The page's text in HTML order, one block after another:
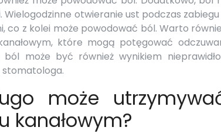
Wielogodzinne otwieranie ust podczas
co z kolei może powodować ból. Warto
które mogą potęgować
ból może być również wynikiem
może
kanałowym?